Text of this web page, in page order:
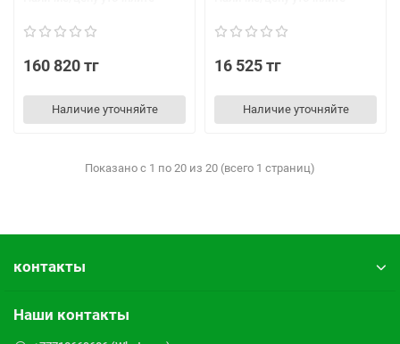
160 820 тг
Наличие уточняйте
16 525 тг
Наличие уточняйте
Показано с 1 по 20 из 20 (всего 1 страниц)
контакты
Наши контакты